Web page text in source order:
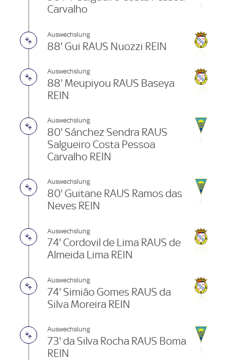
Carvalho
Auswechslung
88' Gui RAUS Nuozzi REIN
Auswechslung
88' Meupiyou RAUS Baseya
REIN
Auswechslung
80' Sánchez Sendra RAUS
Salgueiro Costa Pessoa
Carvalho REIN
Auswechslung
80' Guitane RAUS Ramos das
Neves REIN
Auswechslung
74' Cordovil de Lima RAUS de
Almeida Lima REIN
Auswechslung
74' Simião Gomes RAUS da
Silva Moreira REIN
Auswechslung
73' da Silva Rocha RAUS Boma
REIN